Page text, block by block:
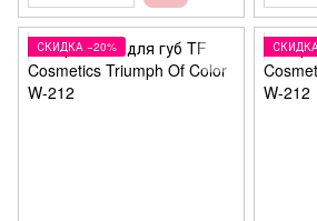
СКИДКА −20%